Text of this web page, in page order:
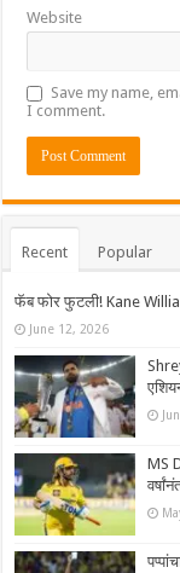
Website
Save my name,
I comment.
Recent Popular
फॅब फोर फुटली! Kane
June 12, 2026
MS